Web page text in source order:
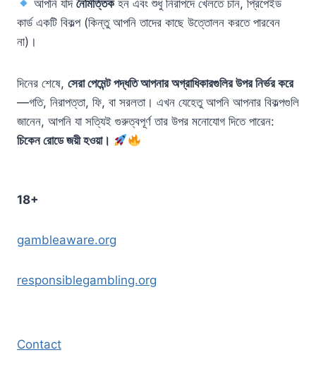
আপনি যদিনৈমিত্তিকহন এবং শুধু নিরাপদে খেলতে চান, প্রিপেইড
কার্ড একটি বিকল্প (কিন্তু আপনি তাদের কাছে উত্তোলন করতে পারবেন
না)।
দিনের শেষে, সেরা পেমেন্ট পদ্ধতি আপনার অগ্রাধিকারগুলির উপর নির্ভর করে
—গতি, নিরাপত্তা, ফি, বা সরলতা। এখন যেহেতু আপনি আপনার বিকল্পগুলি
জানেন, আপনি যা সত্যিই গুরুত্বপূর্ণ তার উপর মনোযোগ দিতে পারেন:
চিকেন রোডে জয়ী হওয়া।
18+
gambleaware.org
responsiblegambling.org
Contact